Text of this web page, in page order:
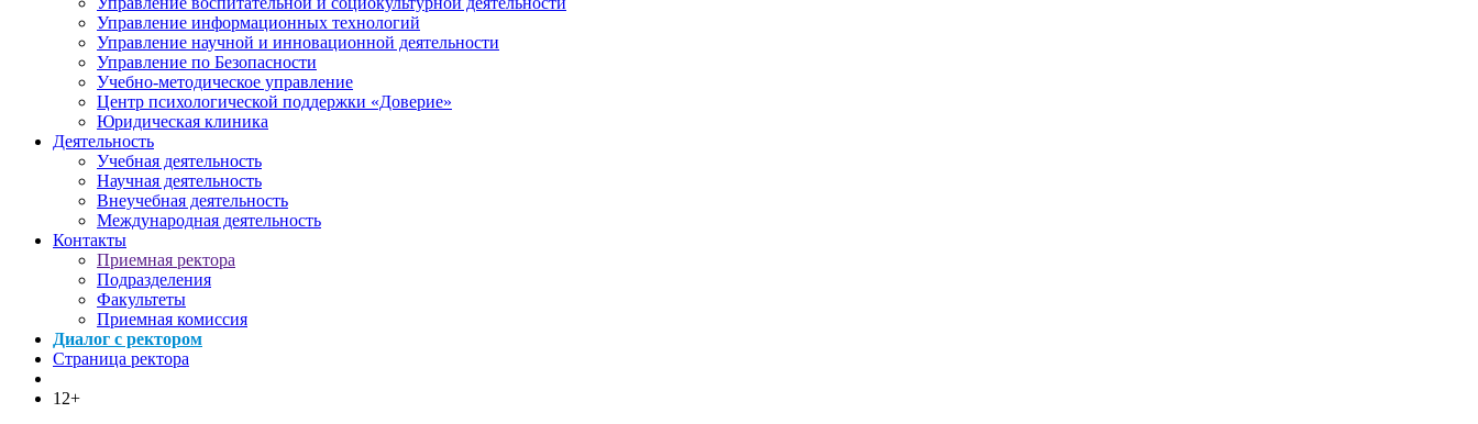
Управление информационных технологий
Управление научной и инновационной деятельности
Управление по Безопасности
Учебно-методическое управление
Центр психологической поддержки «Доверие»
Юридическая клиника
Деятельность
Учебная деятельность
Научная деятельность
Внеучебная деятельность
Международная деятельность
Контакты
Приемная ректора
Подразделения
Факультеты
Приемная комиссия
Диалог с ректором
Страница ректора
12+